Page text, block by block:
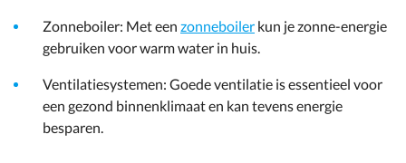
Zonneboiler: Met een zonneboiler kun je zonne-energie
gebruiken voor warm water in huis.
Ventilatiesystemen: Goede ventilatie is essentieel voor
een gezond binnenklimaat en kan tevens energie
besparen.